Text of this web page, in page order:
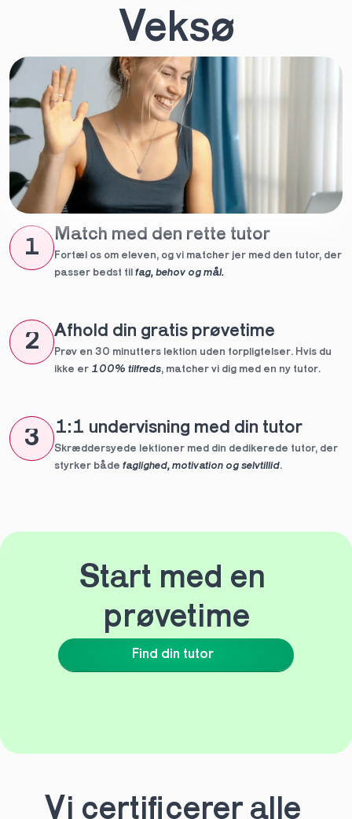
Veksø
1
Match med den rette tutor
Fortæl os om eleven, og vi matcher jer med den tutor, der
passer bedst til fag, behov og mål.
2 Afhold din gratis prøvetime
Prøv en 30 minutters lektion uden forpligtelser. Hvis du
ikke er 100% tilfreds, matcher vi dig med en ny tutor.
3 1:1 undervisning med din tutor
Skræddersyede lektioner med din dedikerede tutor, der
styrker både faglighed, motivation og selvtillid.
Find din tutor
Start med en
prøvetime
Vi certificerer alle